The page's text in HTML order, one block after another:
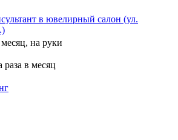
в ювелирный салон (ул.
месяц, на руки
в месяц